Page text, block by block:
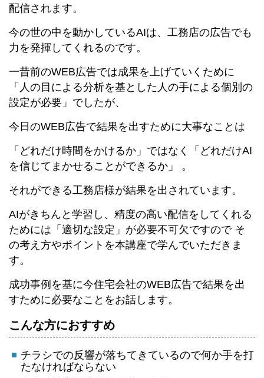
配信されます。
今の世の中を動かしているAIは、工務店の広告でも
力を発揮してくれるのです。
一昔前のWEB広告では成果を上げていくために
「人の目による分析を基とした人の手による個別の
設定が必要」でしたが、
今日のWEB広告で結果を出すために大事なことは
「どれだけ時間をかけるか」ではなく「どれだけAI
を信じてまかせることができるか」 。
それができる工務店様が結果を出されています。
AIがきちんと学習し、精度の高い配信をしてくれる
ためには「適切な設定」が必要不可欠ですので そ
の考え方やポイントを本講座で学んでいただきま
す。
成功事例を基に今住宅会社のWEB広告で結果を出
すために必要なことをお話します。
こんな方におすすめ
チラシでの反響が落ちてきているので何か手を打
たなければならない